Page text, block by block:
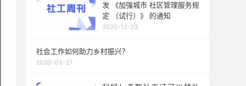
发 《加强城市 社区管理服务规
定 （试行）》 的通知
2020-12-23
社会工作如何助力乡村振兴？
2020-03-27